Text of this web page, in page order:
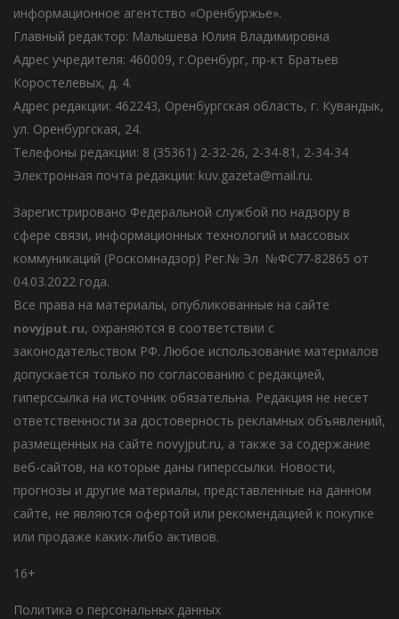
информационное агентство «Оренбуржье».
Главный редактор: Малышева Юлия Владимировна
Адрес учредителя: 460009, г.Оренбург, пр-кт Братьев
Коростелевых, д. 4.
Адрес редакции: 462243, Оренбургская область, г. Кувандык,
ул. Оренбургская, 24.
Телефоны редакции: 8 (35361) 2-32-26, 2-34-81, 2-34-34
Электронная почта редакции: kuv.gazeta@mail.ru.
Зарегистрировано Федеральной службой по надзору в
сфере связи, информационных технологий и массовых
коммуникаций (Роскомнадзор) Рег.№ Эл №ФС77-82865 от
04.03.2022 года.
Все права на материалы, опубликованные на сайте
novyjput.ru, охраняются в соответствии с
законодательством РФ. Любое использование материалов
допускается только по согласованию с редакцией,
гиперссылка на источник обязательна. Редакция не несет
ответственности за достоверность рекламных объявлений,
размещенных на сайте novyjput.ru, а также за содержание
веб-сайтов, на которые даны гиперссылки. Новости,
прогнозы и другие материалы, представленные на данном
сайте, не являются офертой или рекомендацией к покупке
или продаже каких-либо активов.
16+
Политика о персональных данных